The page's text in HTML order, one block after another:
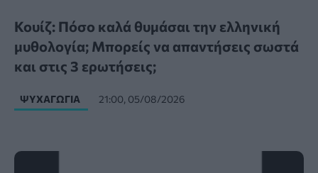
Κουίζ: Πόσο καλά θυμάσαι την ελληνική
μυθολογία; Μπορείς να απαντήσεις σωστά
και στις 3 ερωτήσεις;
ΨΥΧΑΓΩΓΊΑ 21:00, 05/08/2026